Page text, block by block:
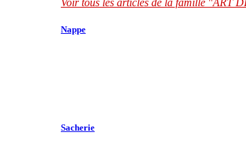
Voir tous les articles de la famille "ART
Nappe
Sacherie